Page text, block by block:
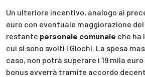
Un ulteriore incentivo, analogo ai
euro con eventuale maggiorazione
restante personale comunale che ha
cui si sono svolti i Giochi. La spesa
caso, non potrà superare i 19 mila euro
bonus avverrà tramite accordo